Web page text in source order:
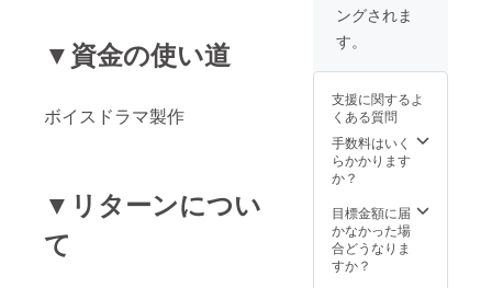
▼資金の使い道
ボイスドラマ製作
▼リターンについ
て
ングされま
す。
支援に関するよ
くある質問
手数料はいく
らかかります
か？
目標金額に届
かなかった場
合どうなりま
すか？